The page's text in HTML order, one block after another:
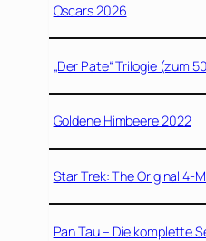
Oscars 2026
„Der Pate“ Trilogie (zum
Goldene Himbeere 2022
Star Trek: The Original 4-
Pan Tau – Die komplette